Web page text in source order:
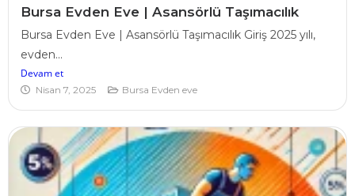
Bursa Evden Eve | Asansörlü Taşımacılık
Bursa Evden Eve | Asansörlü Taşımacılık Giriş 2025 yılı,
evden...
Devam et
Nisan 7, 2025 Bursa Evden eve